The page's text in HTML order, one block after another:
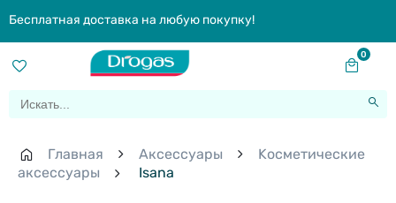
Бесплатная доставка на любую покупку!
0
Главная Aксессуары
Kосметические
аксессуары
Isana